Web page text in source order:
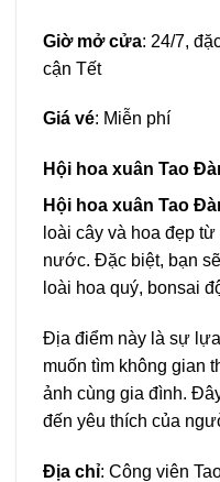
Giờ mở cửa: 24/7,
cận Tết
Giá vé: Miễn phí
Hội hoa xuân Tao
Hội hoa xuân Tao
loài cây và hoa đẹp
nước. Đặc biệt, bạn
loài hoa quý, bonsai
Địa điểm này là sự
muốn tìm không gian
ảnh cùng gia đình.
đến yêu thích của
Địa chỉ: Công viên